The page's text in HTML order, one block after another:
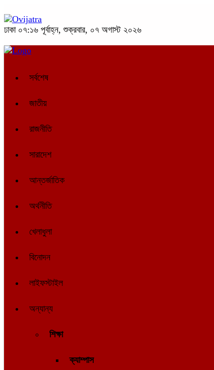
ঢাকা ০৭:১৬ পূর্বাহ্ন, শুক্রবার, ০৭ অগাস্ট ২০২৬
সর্বশেষ
জাতীয়
রাজনীতি
সারাদেশ
আন্তর্জাতিক
অর্থনীতি
খেলাধুলা
বিনোদন
লাইফস্টাইল
অন্যান্য
শিক্ষা
ক্যাম্পাস